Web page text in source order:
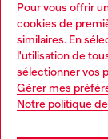
Pour vous offrir
cookies de
similaires. En
l'utilisation de
sélectionner vos
Gérer mes
Notre politique
CORPORATE
Choose your
You are currently
may be based in